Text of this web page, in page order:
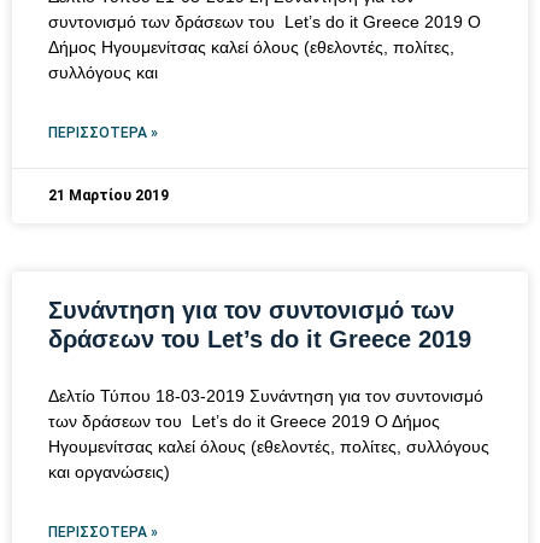
συντονισμό των δράσεων του Let’s do it Greece 2019 Ο
Δήμος Ηγουμενίτσας καλεί όλους (εθελοντές, πολίτες,
συλλόγους και
ΠΕΡΙΣΣΌΤΕΡΑ »
21 Μαρτίου 2019
Συνάντηση για τον συντονισμό των
δράσεων του Let’s do it Greece 2019
Δελτίο Τύπου 18-03-2019 Συνάντηση για τον συντονισμό
των δράσεων του Let’s do it Greece 2019 Ο Δήμος
Ηγουμενίτσας καλεί όλους (εθελοντές, πολίτες, συλλόγους
και οργανώσεις)
ΠΕΡΙΣΣΌΤΕΡΑ »